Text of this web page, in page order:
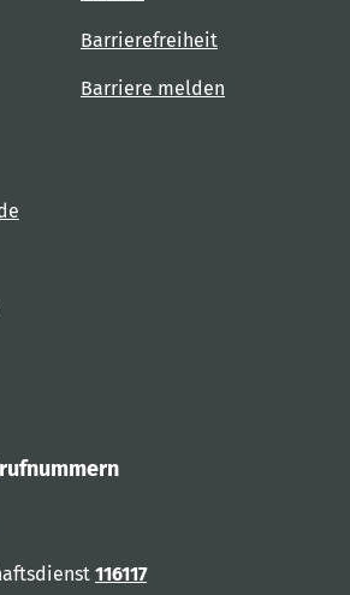
Barrierefreiheit
Barriere melden
116117